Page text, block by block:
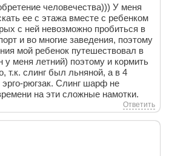
человечества))) У меня
ее с этажа вместе с ребенком
с ней невозможно пробиться в
и во многие заведения, поэтому
мой ребенок путешествовал в
у меня летний) поэтому и кормить
т.к. слинг был льняной, а в 4
рюгзак. Слинг шарф не
на эти сложные намотки.
Ответить